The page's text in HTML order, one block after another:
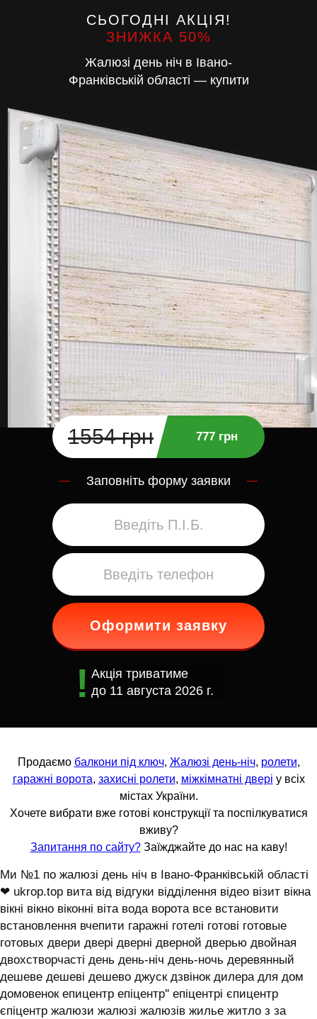
СЬОГОДНІ АКЦІЯ!
ЗНИЖКА 50%
Жалюзі день ніч в Івано-
Франківській області — купити
1554 грн 777 грн
Заповніть форму заявки
Оформити заявку
Акція триватиме
до 11 августа 2026 г.
Продаємо балкони під ключ, Жалюзі день-ніч, ролети,
гаражні ворота, захисні ролети, міжкімнатні двері у всіх
містах України.
Хочете вибрати вже готові конструкції та поспілкуватися
вживу?
Запитання по сайту?Заїжджайте до нас на каву!
Ми №1 по жалюзі день ніч в Івано-Франківській області
❤ ukrop.top вита від відгуки відділення відео візит вікна
вікні вікно віконні віта вода ворота все встановити
встановлення вчепити гаражні готелі готові готовые
готовых двери двері дверні дверной дверью двойная
двохстворчасті день день-ніч день-ночь деревянный
дешеве дешеві дешево джуск дзвінок дилера для дом
домовенок епицентр епіцентр'' епіцентрі єпицентр
єпіцентр жалюзи жалюзі жалюзів жилье житло з за